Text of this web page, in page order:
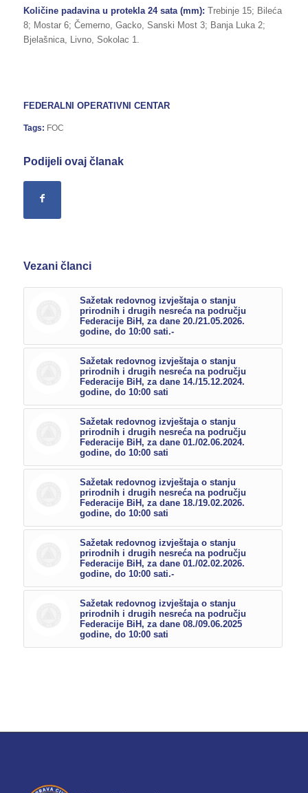
Količine padavina u protekla 24 sata (mm): Trebinje 15; Bileća
8; Mostar 6; Čemerno, Gacko, Sanski Most 3; Banja Luka 2;
Bjelašnica, Livno, Sokolac 1.
FEDERALNI OPERATIVNI CENTAR
Tags: FOC
Podijeli ovaj članak
Vezani članci
Sažetak redovnog izvještaja o stanju
prirodnih i drugih nesreća na području
Federacije BiH, za dane 20./21.05.2026.
godine, do 10:00 sati.-
Sažetak redovnog izvještaja o stanju
prirodnih i drugih nesreća na području
Federacije BiH, za dane 14./15.12.2024.
godine, do 10:00 sati
Sažetak redovnog izvještaja o stanju
prirodnih i drugih nesreća na području
Federacije BiH, za dane 01./02.06.2024.
godine, do 10:00 sati
Sažetak redovnog izvještaja o stanju
prirodnih i drugih nesreća na području
Federacije BiH, za dane 18./19.02.2026.
godine, do 10:00 sati
Sažetak redovnog izvještaja o stanju
prirodnih i drugih nesreća na području
Federacije BiH, za dane 01./02.02.2026.
godine, do 10:00 sati.-
Sažetak redovnog izvještaja o stanju
prirodnih i drugih nesreća na području
Federacije BiH, za dane 08./09.06.2025
godine, do 10:00 sati